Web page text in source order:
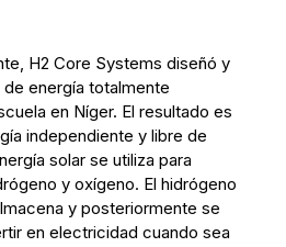
H2 Core Systems diseñó y
energía totalmente
en Níger. El resultado es
independiente y libre de
solar se utiliza para
y oxígeno. El hidrógeno
y posteriormente se
en electricidad cuando sea